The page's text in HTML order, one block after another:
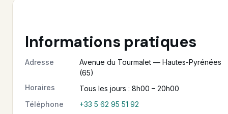
Informations pratiques
Adresse
Avenue du Tourmalet — Hautes-Pyrénées
(65)
Horaires
Tous les jours : 8h00 – 20h00
Téléphone
+33 5 62 95 51 92